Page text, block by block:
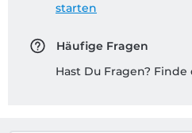
starten
Häufige Fragen
Hast Du Fragen?